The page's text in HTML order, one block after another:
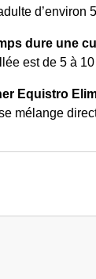
d’environ
dure une
est de 5 à
Equistro
mélange